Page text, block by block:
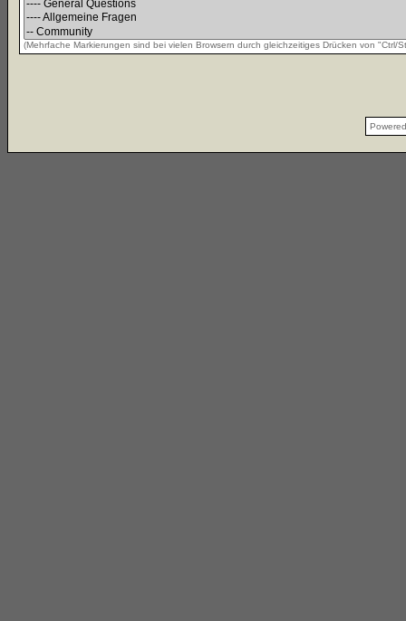
(Mehrfache Markierungen sind bei vielen Browsern durch gleichzeitiges Drücken von "Ctrl/